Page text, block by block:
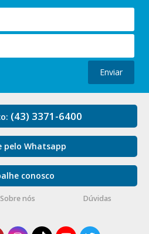
Enviar
(43) 3371-6400
pelo Whatsapp
conosco
Sobre nós Dúvidas